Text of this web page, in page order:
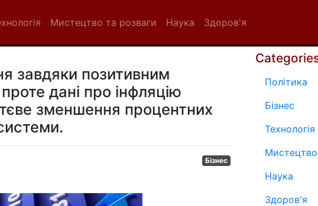
Мистецтво та розваги Наука Здоров'я
завдяки позитивним
дані про інфляцію
зменшення процентних
Бізнес
Політика
Бізнес
Технологія
Наука
Здоров'я